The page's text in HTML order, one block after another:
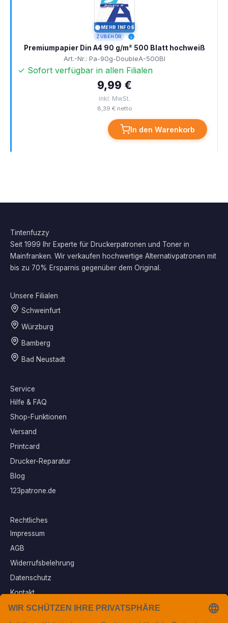
MEHR INFOS
ZUBEHÖR
Premiumpapier Din A4 90 g/m² 500 Blatt hochweiß
Art.-Nr.: Pa-90g-DoubleA-500Bl
✓ Sofort verfügbar in allen Filialen
9,99 €
inkl. MwSt.
8,39 € netto
In den Warenkorb
Tintenfuzzy
Seit 1999 Ihr Experte für Druckerpatronen und Toner in
Mainfranken. Wir verkaufen hochwertige Alternativpatronen mit
bis zu 70% Ersparnis gegenüber dem Original.
Unsere Filialen
Schweinfurt
Würzburg
Bamberg
Bad Neustadt
Service
Hilfe & FAQ
Shop-Funktionen
Versand
Printcard
Drucker-Reparatur
Blog
123patrone.de
Rechtliches
Impressum
AGB
Widerrufsbelehrung
Datenschutz
Kontakt
Vertrag widerrufen